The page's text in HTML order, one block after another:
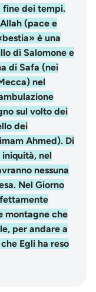
fine dei tempi.
(pace e
è una
di Salomone e
di Safa (nei
nel
sul volto dei
dei
Ahmed). Di
nel
nessuna
Nel Giorno
montagne che
per andare a
Egli ha reso